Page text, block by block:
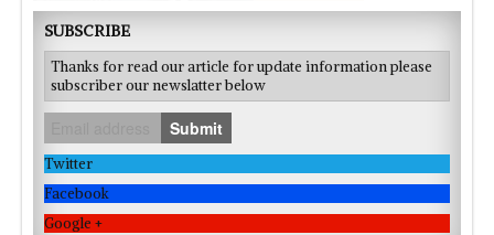
SUBSCRIBE
Thanks for read our article for update information please
subscriber our newslatter below
Submit
Twitter
Facebook
Google +